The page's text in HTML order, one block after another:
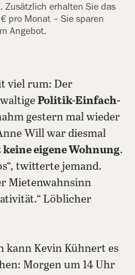
. Zusätzlich erhalten Sie das
pro Monat – Sie sparen
Angebot.
viel rum: Der
Politik-Einfach-
gestern mal wieder
Will war diesmal
eigene Wohnung.
twitterte jemand.
Mietenwahnsinn
Löblicher
Kevin Kühnert es
Morgen um 14 Uhr